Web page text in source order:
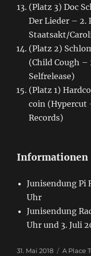
(Platz 3) Doc
Der Lieder – 2.
Staatsakt/
(Platz 2)
(Child Cough –
Selfrelease)
(Platz 1)
coin (Hypercut
Records)
Informationen
Junisendung Pi
Uhr
Junisendung
Uhr und 3. Juli
Veröffentlicht
31. Mai 2018 A Place